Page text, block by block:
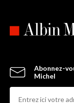
Abonnez-
Michel